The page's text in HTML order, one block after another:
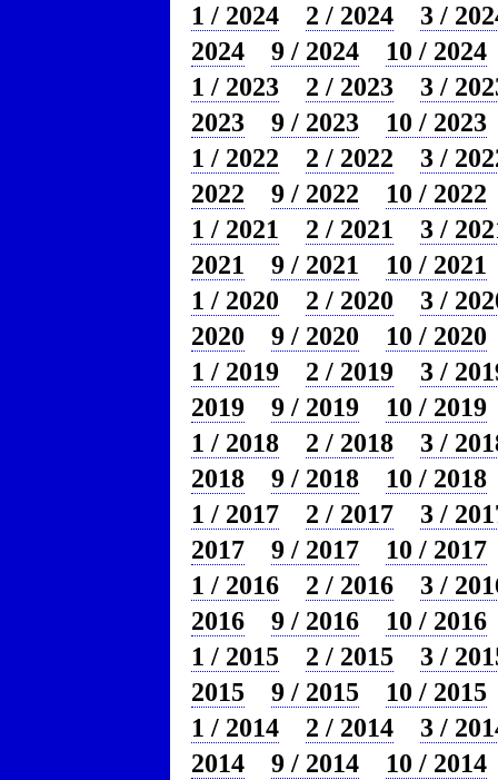
1 / 2024
2 / 2024
3 /
2024
9 / 2024
10 / 2024
1 / 2023
2 / 2023
3 /
2023
9 / 2023
10 / 2023
1 / 2022
2 / 2022
3 /
2022
9 / 2022
10 / 2022
1 / 2021
2 / 2021
3 /
2021
9 / 2021
10 / 2021
1 / 2020
2 / 2020
3 /
2020
9 / 2020
10 / 2020
1 / 2019
2 / 2019
3 /
2019
9 / 2019
10 / 2019
1 / 2018
2 / 2018
3 /
2018
9 / 2018
10 / 2018
1 / 2017
2 / 2017
3 /
2017
9 / 2017
10 / 2017
1 / 2016
2 / 2016
3 /
2016
9 / 2016
10 / 2016
1 / 2015
2 / 2015
3 /
2015
9 / 2015
10 / 2015
1 / 2014
2 / 2014
3 /
2014
9 / 2014
10 / 2014